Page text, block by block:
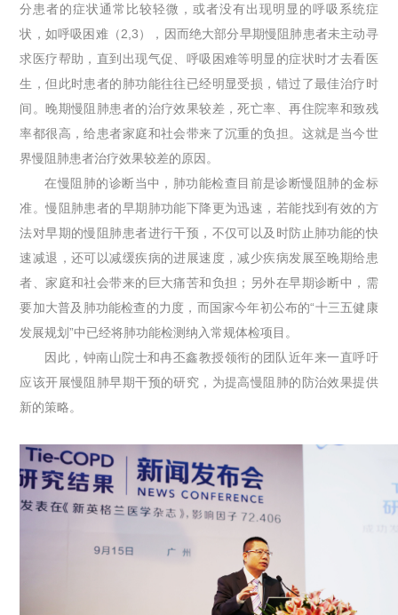
分患者的症状通常比较轻微，或者没有出现明显的呼吸系统症
状，如呼吸困难（2,3），因而绝大部分早期慢阻肺患者未主动寻
求医疗帮助，直到出现气促、呼吸困难等明显的症状时才去看医
生，但此时患者的肺功能往往已经明显受损，错过了最佳治疗时
间。晚期慢阻肺患者的治疗效果较差，死亡率、再住院率和致残
率都很高，给患者家庭和社会带来了沉重的负担。这就是当今世
界慢阻肺患者治疗效果较差的原因。
在慢阻肺的诊断当中，肺功能检查目前是诊断慢阻肺的金标
准。慢阻肺患者的早期肺功能下降更为迅速，若能找到有效的方
法对早期的慢阻肺患者进行干预，不仅可以及时防止肺功能的快
速减退，还可以减缓疾病的进展速度，减少疾病发展至晚期给患
者、家庭和社会带来的巨大痛苦和负担；另外在早期诊断中，需
要加大普及肺功能检查的力度，而国家今年初公布的“十三五健康
发展规划”中已经将肺功能检测纳入常规体检项目。
因此，钟南山院士和冉丕鑫教授领衔的团队近年来一直呼吁
应该开展慢阻肺早期干预的研究，为提高慢阻肺的防治效果提供
新的策略。